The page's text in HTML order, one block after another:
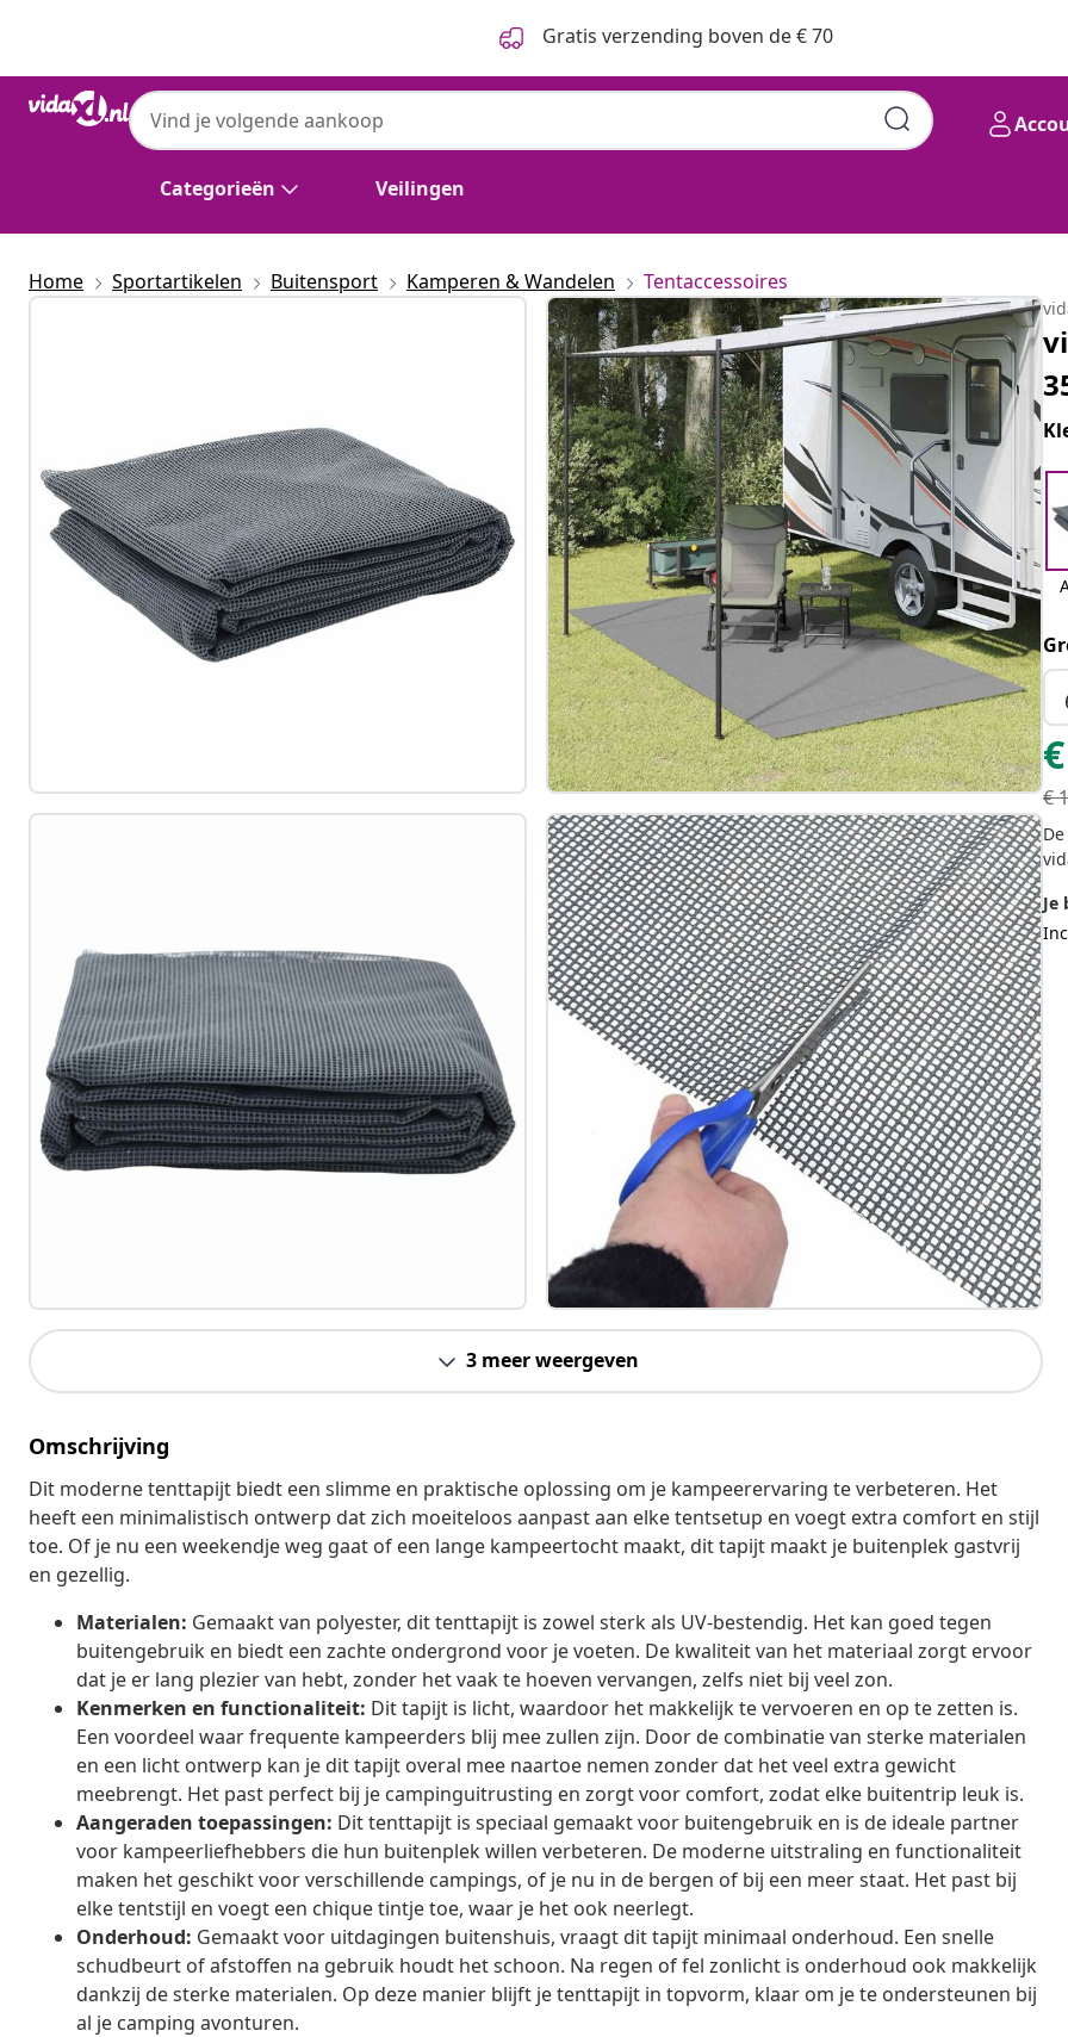
Gratis verzending boven de € 70
Categorieën Veilingen
Home Sportartikelen Buitensport Kamperen & Wandelen Tentaccessoires
3 meer weergeven
Omschrijving
Dit moderne tenttapijt biedt een slimme en praktische oplossing om je kampeerervaring te verbeteren. Het
heeft een minimalistisch ontwerp dat zich moeiteloos aanpast aan elke tentsetup en voegt extra comfort en stijl
toe. Of je nu een weekendje weg gaat of een lange kampeertocht maakt, dit tapijt maakt je buitenplek gastvrij
en gezellig.
Materialen: Gemaakt van polyester, dit tenttapijt is zowel sterk als UV-bestendig. Het kan goed tegen
buitengebruik en biedt een zachte ondergrond voor je voeten. De kwaliteit van het materiaal zorgt ervoor
dat je er lang plezier van hebt, zonder het vaak te hoeven vervangen, zelfs niet bij veel zon.
Kenmerken en functionaliteit: Dit tapijt is licht, waardoor het makkelijk te vervoeren en op te zetten is.
Een voordeel waar frequente kampeerders blij mee zullen zijn. Door de combinatie van sterke materialen
en een licht ontwerp kan je dit tapijt overal mee naartoe nemen zonder dat het veel extra gewicht
meebrengt. Het past perfect bij je campinguitrusting en zorgt voor comfort, zodat elke buitentrip leuk is.
Aangeraden toepassingen: Dit tenttapijt is speciaal gemaakt voor buitengebruik en is de ideale partner
voor kampeerliefhebbers die hun buitenplek willen verbeteren. De moderne uitstraling en functionaliteit
maken het geschikt voor verschillende campings, of je nu in de bergen of bij een meer staat. Het past bij
elke tentstijl en voegt een chique tintje toe, waar je het ook neerlegt.
Onderhoud: Gemaakt voor uitdagingen buitenshuis, vraagt dit tapijt minimaal onderhoud. Een snelle
schudbeurt of afstoffen na gebruik houdt het schoon. Na regen of fel zonlicht is onderhoud ook makkelijk
dankzij de sterke materialen. Op deze manier blijft je tenttapijt in topvorm, klaar om je te ondersteunen bij
al je camping avonturen.
€
€
Je